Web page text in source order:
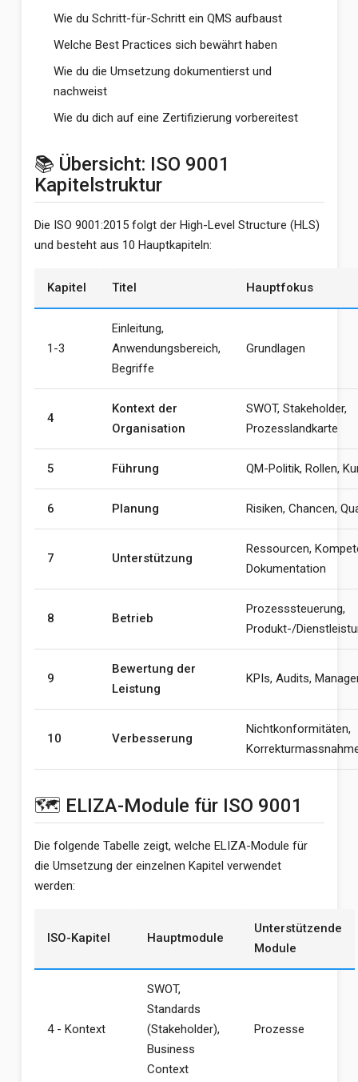
Wie du Schritt-für-Schritt ein QMS aufbaust
Welche Best Practices sich bewährt haben
Wie du die Umsetzung dokumentierst und
nachweist
Wie du dich auf eine Zertifizierung vorbereitest
📚 Übersicht: ISO 9001
Kapitelstruktur
Die ISO 9001:2015 folgt der High-Level Structure (HLS)
und besteht aus 10 Hauptkapiteln:
Kapitel Titel Hauptfokus
1-3
Einleitung,
Anwendungsbereich,
Begriffe
Grundlagen
4
Kontext der
Organisation
SWOT, Stakeholder,
Prozesslandkarte
5 Führung QM-Politik, Rollen,
6 Planung Risiken, Chancen,
7 Unterstützung
Ressourcen,
Dokumentation
8 Betrieb
Prozesssteuerung,
Produkt-/
9
Bewertung der
Leistung
KPIs, Audits,
10 Verbesserung
Nichtkonformitäten,
🗺️ ELIZA-Module für ISO 9001
Die folgende Tabelle zeigt, welche ELIZA-Module für
die Umsetzung der einzelnen Kapitel verwendet
werden:
ISO-Kapitel Hauptmodule
Unterstützende
Module
4 - Kontext
SWOT,
Standards
(Stakeholder),
Business
Context
Prozesse